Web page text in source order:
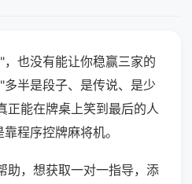
也没有能让你稳赢三家的
半是段子、是传说、是少
正能在牌桌上笑到最后的人
程序控牌麻将机。
助，想获取一对一指导，添